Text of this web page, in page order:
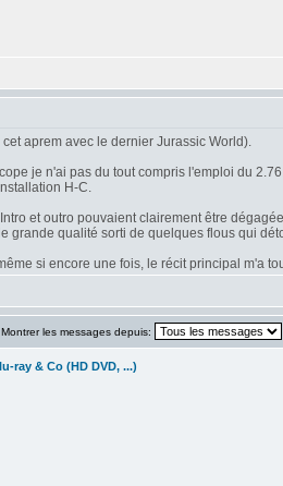
aprem avec le dernier Jurassic World).
je n'ai pas du tout compris l'emploi du
H-C.
et outro pouvaient clairement être
grande qualité sorti de quelques flous qui
si encore une fois, le récit principal m'a
Montrer les messages depuis:
ray & Co (HD DVD, ...)